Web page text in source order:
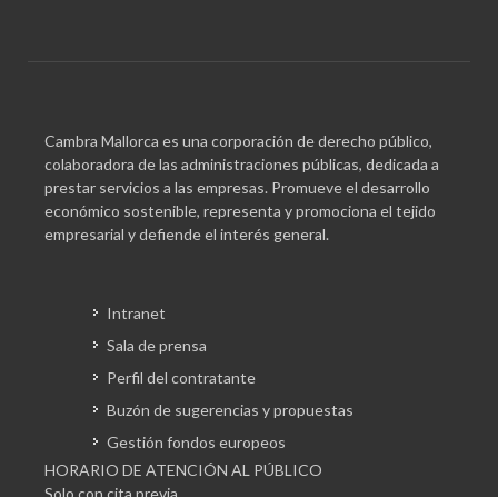
Cambra Mallorca es una corporación de derecho público,
colaboradora de las administraciones públicas, dedicada a
prestar servicios a las empresas. Promueve el desarrollo
económico sostenible, representa y promociona el tejido
empresarial y defiende el interés general.
Intranet
Sala de prensa
Perfil del contratante
Buzón de sugerencias y propuestas
Gestión fondos europeos
HORARIO DE ATENCIÓN AL PÚBLICO